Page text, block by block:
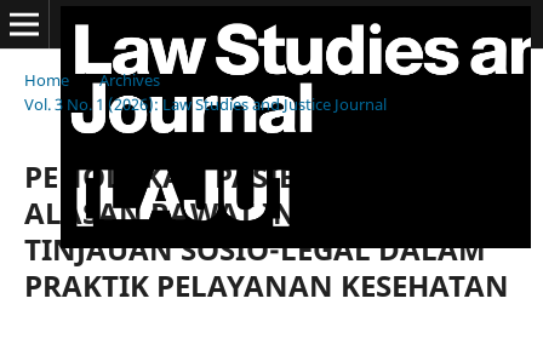
Home / Archives /
Vol. 3 No. 1 (2026): Law Studies and Justice Journal
PENOLAKAN PASIEN IGD ATAS
ALASAN RAWAT INAP BERULANG:
TINJAUAN SOSIO-LEGAL DALAM
PRAKTIK PELAYANAN KESEHATAN